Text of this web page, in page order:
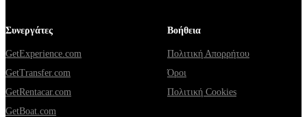
Συνεργάτες
GetExperience.com
GetTransfer.com
GetRentacar.com
GetBoat.com
Βοήθεια
Πολιτική Απορρήτου
Όροι
Πολιτική Cookies